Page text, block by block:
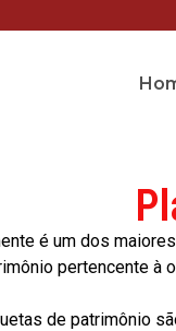
é um dos
pertencente à
de patrimônio